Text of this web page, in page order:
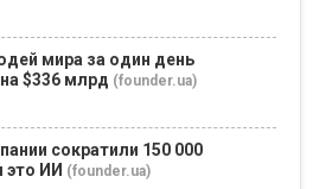
мира за один день
$336 млрд (founder.ua)
сократили 150 000
это ИИ (founder.ua)